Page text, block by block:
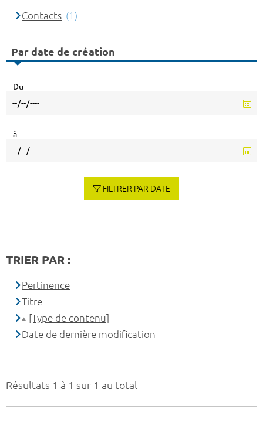
Résultats 1 à 1 sur 1 au total
Contacts (1)
Par date de création
Du
à
FILTRER PAR DATE
TRIER PAR :
Pertinence
Titre
[Type de contenu]
Date de dernière modification